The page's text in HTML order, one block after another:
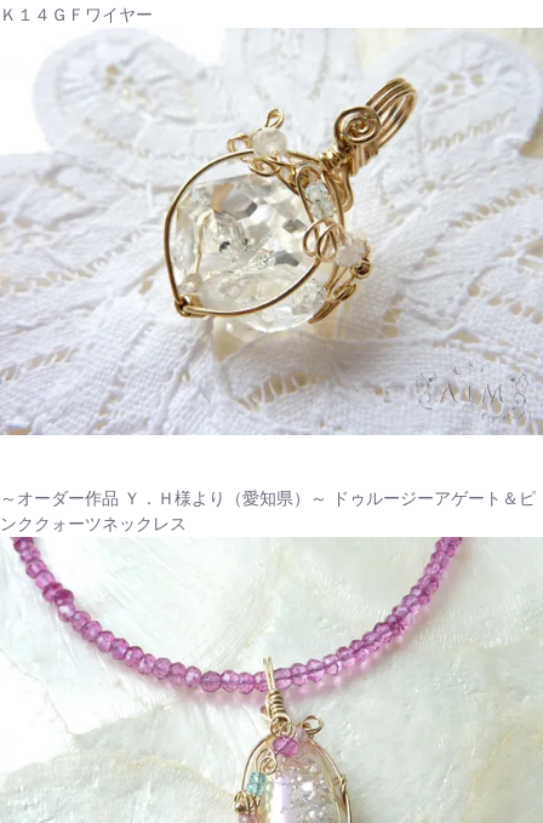
Ｋ１４ＧＦワイヤー
～オーダー作品 Ｙ．Ｈ様より（愛知県）～ ドゥルージーアゲート＆ピ
ンククォーツネックレス